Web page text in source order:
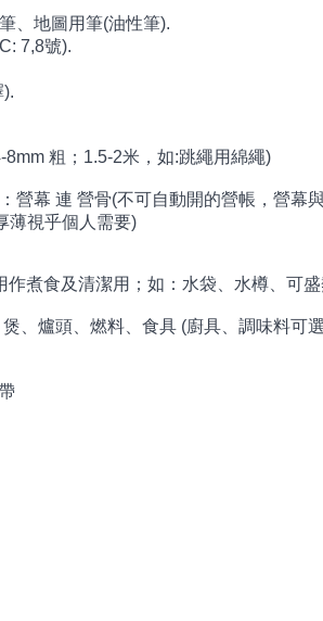
、地圖用筆(油性筆).
7,8號).
8mm 粗；1.5-2米，如:跳繩用綿繩)
營幕 連 營骨(不可自動開的營帳，營幕
薄視乎個人需要)
作煮食及清潔用；如：水袋、水樽、可
、爐頭、燃料、食具 (廚具、調味料可